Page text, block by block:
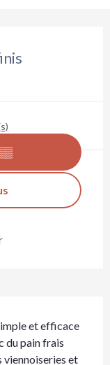
et efficace
du pain frais
viennoiseries et